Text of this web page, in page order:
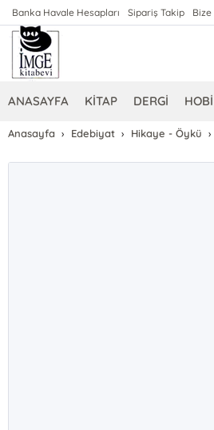
Banka Havale Hesapları Sipariş Takip Bize
ANASAYFA KİTAP DERGİ HOBİ
Anasayfa Edebiyat Hikaye - Öykü